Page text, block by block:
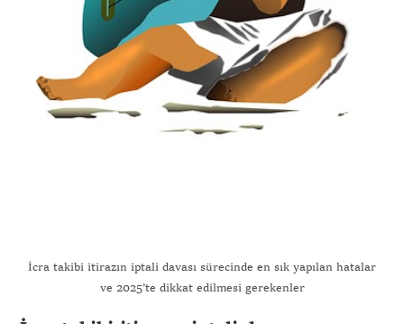
İcra takibi itirazın iptali davası sürecinde en sık yapılan hatalar
ve 2025’te dikkat edilmesi gerekenler